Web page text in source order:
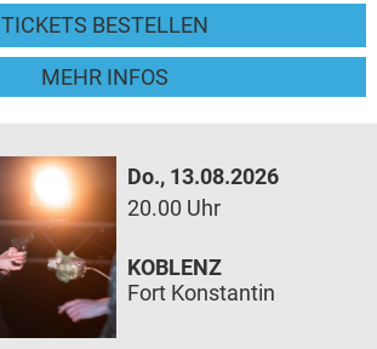
TICKETS BESTELLEN
MEHR INFOS
Do., 13.08.2026
20.00 Uhr
KOBLENZ
Fort Konstantin